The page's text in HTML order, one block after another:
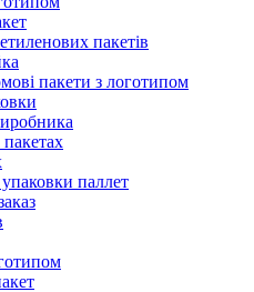
пакетів
пакети з логотипом
паллет